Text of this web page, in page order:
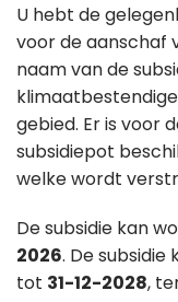
U hebt de
voor de aanschaf
naam van de
gebied. Er is voor
subsidiepot
welke wordt
De subsidie kan
2026. De
tot 31-12-2028,